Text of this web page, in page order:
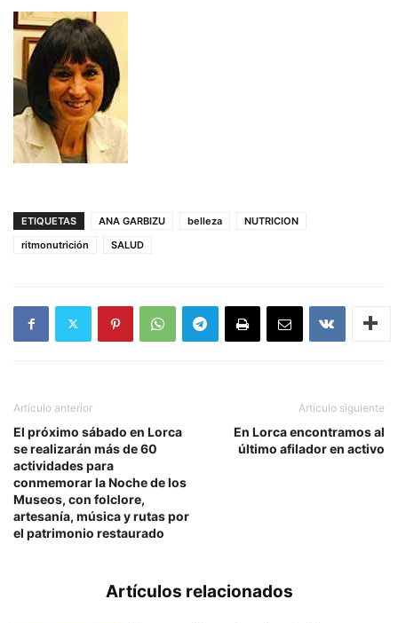
ETIQUETAS ANA GARBIZU belleza
NUTRICION
ritmonutrición
SALUD
Artículo anterior
El próximo sábado en Lorca
se realizarán más de 60
actividades para
conmemorar la Noche de los
Museos, con folclore,
artesanía, música y rutas por
el patrimonio restaurado
Artículo siguiente
En Lorca encontramos al
último afilador en activo
Artículos relacionados